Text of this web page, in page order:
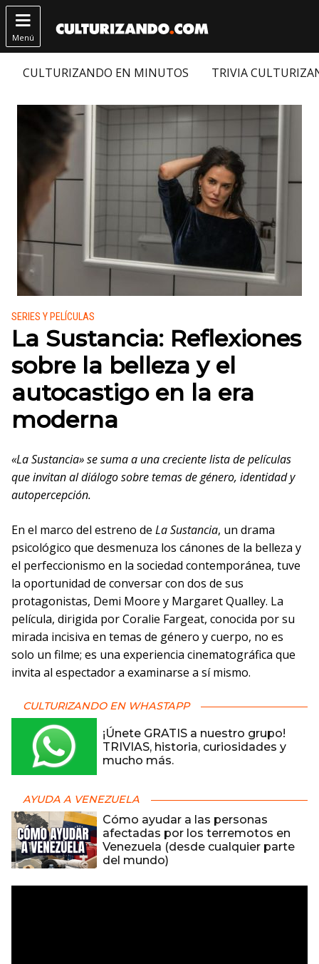

Menú
CULTURIZANDO EN MINUTOS TRIVIA
Publicado en:
SERIES Y PELÍCULAS
La Sustancia: Reflexiones
sobre la belleza y el
autocastigo en la era
moderna
«La Sustancia» se suma a una creciente lista de películas
que invitan al diálogo sobre temas de género, identidad y
autopercepción.
En el marco del estreno de La Sustancia, un drama
psicológico que desmenuza los cánones de la belleza y
el perfeccionismo en la sociedad contemporánea, tuve
la oportunidad de conversar con dos de sus
protagonistas, Demi Moore y Margaret Qualley. La
película, dirigida por Coralie Fargeat, conocida por su
mirada incisiva en temas de género y cuerpo, no es
solo un filme; es una experiencia cinematográfica que
invita al espectador a examinarse a sí mismo.
CULTURIZANDO EN WHASTAPP
¡Únete GRATIS a nuestro grupo!
TRIVIAS, historia, curiosidades y
mucho más.
AYUDA A VENEZUELA
Cómo ayudar a las personas
afectadas por los terremotos en
Venezuela (desde cualquier parte
del mundo)